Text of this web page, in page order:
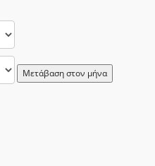
Μετάβαση στον μήνα